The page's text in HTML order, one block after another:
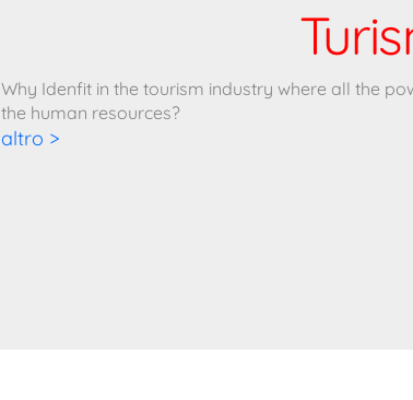
Why Idenfit in the tourism industry where all the
the human resources?
altro >